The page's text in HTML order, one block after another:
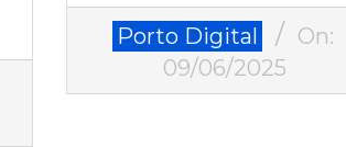
2025-
Porto Digital
On:
09/06/2025